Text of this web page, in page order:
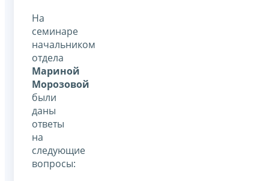
На
семинаре
начальником
отдела
Мариной
Морозовой
были
даны
ответы
на
следующие
вопросы: